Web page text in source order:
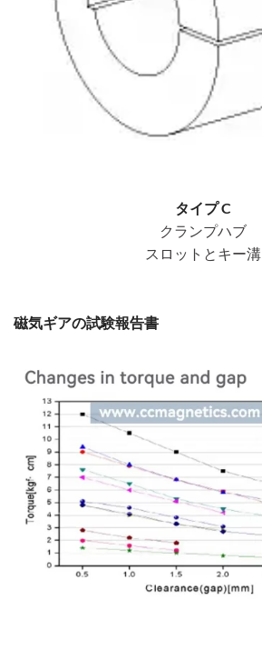
タイプ C
クランプハブ
スロットとキー溝
磁気ギアの試験報告書